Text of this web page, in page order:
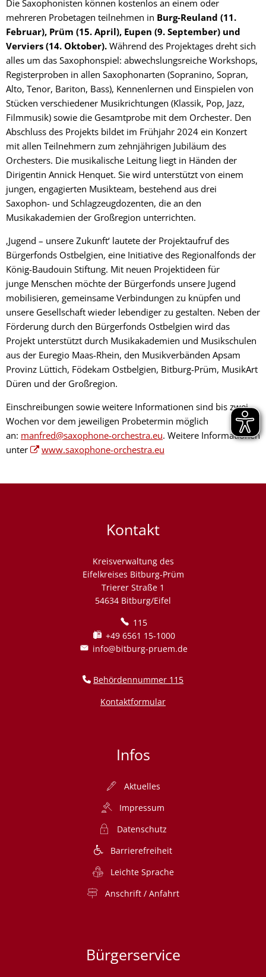
Die Saxophonisten können kostenlos an einem oder
mehreren Probetagen teilnehmen in Burg-Reuland (11.
Februar), Prüm (15. April), Eupen (9. September) und
Verviers (14. Oktober). Während des Projektages dreht sich
alles um das Saxophonspiel: abwechslungsreiche Workshops,
Registerproben in allen Saxophonarten (Sopranino, Sopran,
Alto, Tenor, Bariton, Bass), Kennenlernen und Einspielen von
Stücken verschiedener Musikrichtungen (Klassik, Pop, Jazz,
Filmmusik) sowie die Gesamtprobe mit dem Orchester. Den
Abschluss des Projekts bildet im Frühjahr 2024 ein Konzert
mit allen Teilnehmern zum zehnjährigen Jubiläum des
Orchesters. Die musikalische Leitung liegt in Händen der
Dirigentin Annick Henquet. Sie wird unterstützt von einem
jungen, engagierten Musikteam, bestehend aus drei
Saxophon- und Schlagzeugdozenten, die an den
Musikakademien der Großregion unterrichten.
‚Jugend – unsere Zukunft‘ lautete der Projektaufruf des
Bürgerfonds Ostbelgien, eine Initiative des Regionalfonds der
König-Baudouin Stiftung. Mit neuen Projektideen für
junge Menschen möchte der Bürgerfonds unsere Jugend
mobilisieren, gemeinsame Verbindungen zu knüpfen und
unsere Gesellschaft wieder lebendiger zu gestalten. Neben der
Förderung durch den Bürgerfonds Ostbelgien wird das
Projekt unterstützt durch Musikakademien und Musikschulen
aus der Euregio Maas-Rhein, den Musikverbänden Apsam
Provinz Lüttich, Födekam Ostbelgien, Bitburg-Prüm, MusikArt
Düren und der Großregion.
Einschreibungen sowie weitere Informationen sind bis zwei
Wochen vor dem jeweiligen Probetermin möglich
an: manfred@saxophone-orchestra.eu. Weitere Informationen
unter
www.saxophone-orchestra.eu
Kontakt
Kreisverwaltung des
Eifelkreises Bitburg-Prüm
Trierer Straße 1
54634 Bitburg/Eifel
115
+49 6561 15-1000
info@bitburg-pruem.de
Behördennummer 115
Kontaktformular
Infos
Aktuelles
Impressum
Datenschutz
Barrierefreiheit
Leichte Sprache
Anschrift / Anfahrt
Bürgerservice